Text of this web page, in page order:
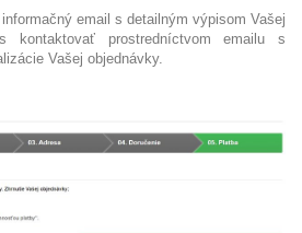
email s detailným výpisom Vašej
kontaktovať prostredníctvom emailu s
Vašej objednávky.